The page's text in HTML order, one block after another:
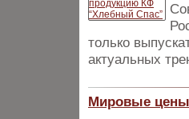
только
актуальных
Мировые цены